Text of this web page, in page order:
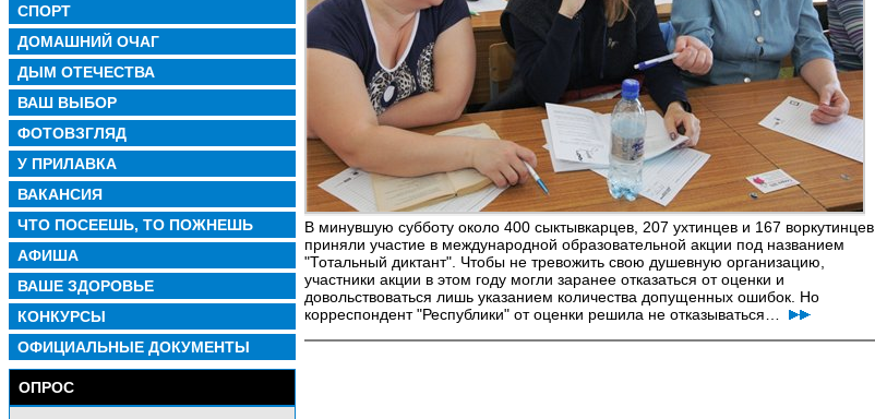
СПОРТ
ДОМАШНИЙ ОЧАГ
ДЫМ ОТЕЧЕСТВА
ВАШ ВЫБОР
ФОТОВЗГЛЯД
У ПРИЛАВКА
ВАКАНСИЯ
ЧТО ПОСЕЕШЬ, ТО ПОЖНЕШЬ
АФИША
ВАШЕ ЗДОРОВЬЕ
КОНКУРСЫ
ОФИЦИАЛЬНЫЕ ДОКУМЕНТЫ
ОПРОС
В минувшую субботу около 400 сыктывкарцев, 207 ухтинцев и 167 воркутинцев
приняли участие в международной образовательной акции под названием
"Тотальный диктант". Чтобы не тревожить свою душевную организацию,
участники акции в этом году могли заранее отказаться от оценки и
довольствоваться лишь указанием количества допущенных ошибок. Но
корреспондент "Республики" от оценки решила не отказываться…